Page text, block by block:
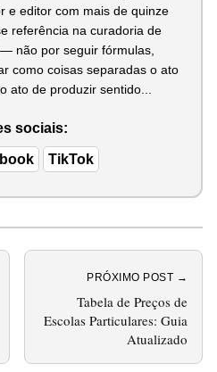
e editor com mais de quinze
referência na curadoria de
não por seguir fórmulas,
como coisas separadas o ato
ato de produzir sentido...
sociais:
TikTok
PRÓXIMO POST →
Tabela de Preços de
Escolas Particulares: Guia
Atualizado